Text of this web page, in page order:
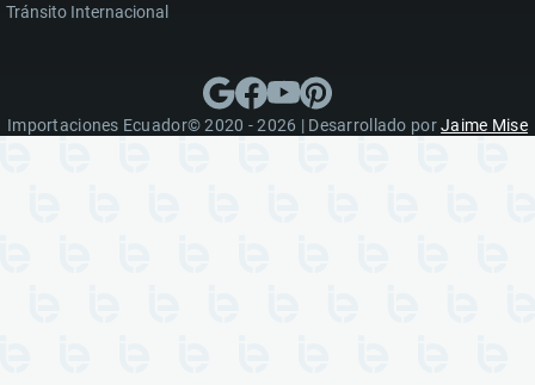
Tránsito Internacional
Importaciones Ecuador© 2020 - 2026 | Desarrollado porJaime Mise